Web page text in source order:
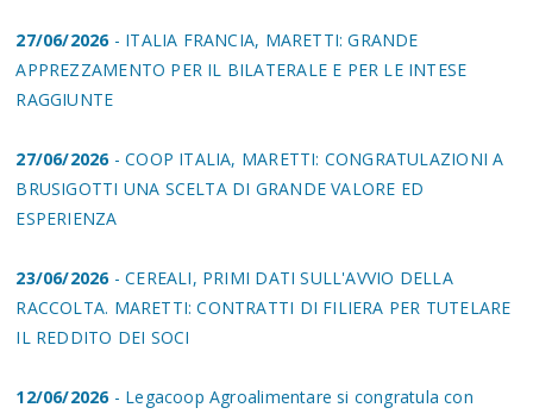
27/06/2026- ITALIA FRANCIA, MARETTI: GRANDE
APPREZZAMENTO PER IL BILATERALE E PER LE INTESE
RAGGIUNTE
27/06/2026- COOP ITALIA, MARETTI: CONGRATULAZIONI A
BRUSIGOTTI UNA SCELTA DI GRANDE VALORE ED
ESPERIENZA
23/06/2026- CEREALI, PRIMI DATI SULL'AVVIO DELLA
RACCOLTA. MARETTI: CONTRATTI DI FILIERA PER TUTELARE
IL REDDITO DEI SOCI
12/06/2026- Legacoop Agroalimentare si congratula con